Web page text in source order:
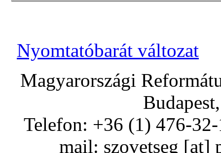
Nyomtatóbarát változat
Magyarországi
Telefon: +36 (1) 476-
mail: szovetseg [at]